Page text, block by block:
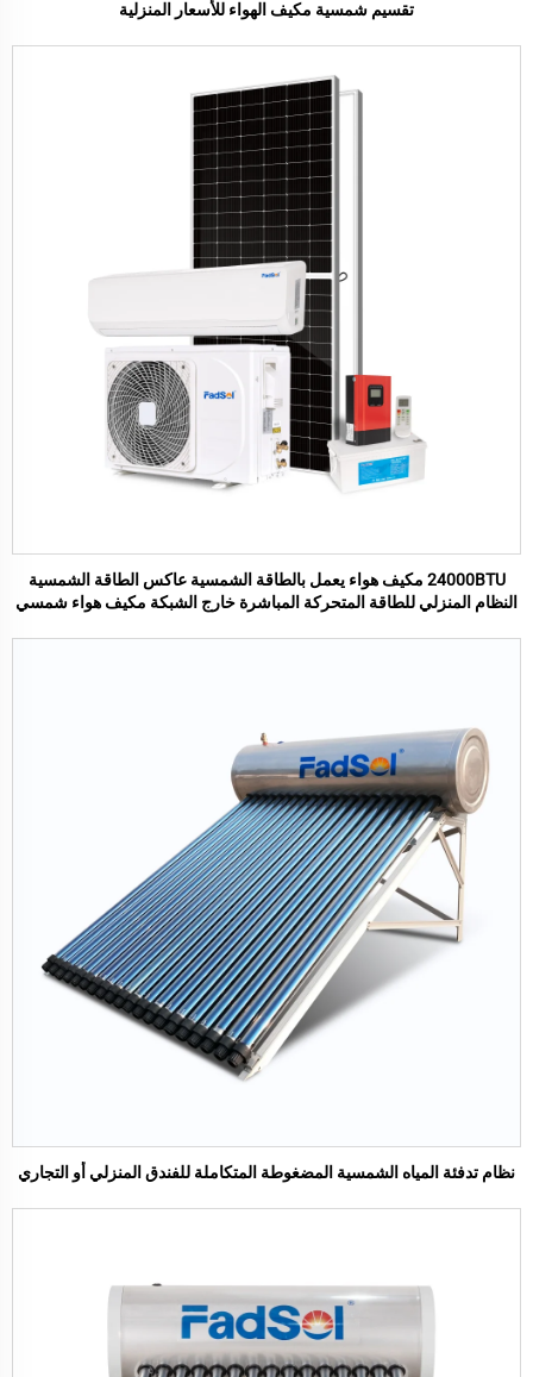
تقسيم شمسية مكيف الهواء للأسعار المنزلية
24000BTU مكيف هواء يعمل بالطاقة الشمسية عاكس الطاقة الشمسية
النظام المنزلي للطاقة المتحركة المباشرة خارج الشبكة مكيف هواء شمسي
نظام تدفئة المياه الشمسية المضغوطة المتكاملة للفندق المنزلي أو التجاري